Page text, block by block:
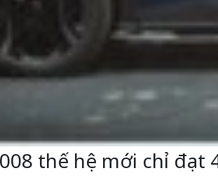
thế hệ mới chỉ đạt